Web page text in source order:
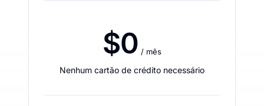
$0 / mês
Nenhum cartão de crédito necessário